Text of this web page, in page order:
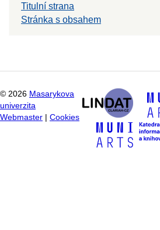
Titulní strana
Stránka s obsahem
© 2026 Masarykova
univerzita
Webmaster
Cookies